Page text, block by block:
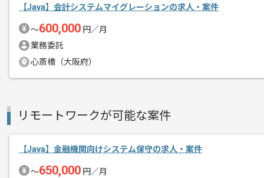
メント
レバテックから複数の参画実績がある企
【Java】会計システムマイグレーションの求人・案件
〜600,000 円／月
業務委託
心斎橋（大阪府）
リモートワークが可能な案件
【Java】金融機関向けシステム保守の求人・案件
〜650,000 円／月